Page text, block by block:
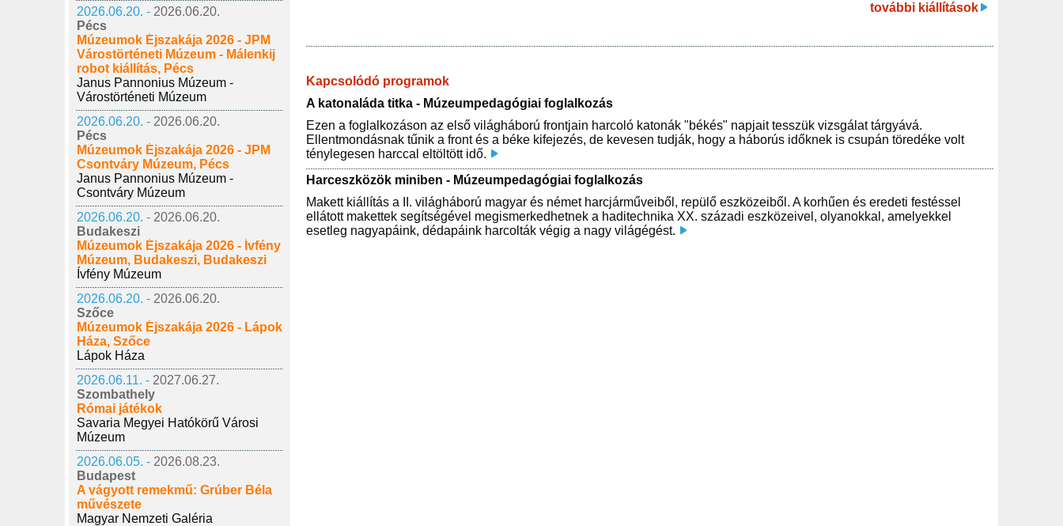
2026.06.20. - 2026.06.20.
Pécs
Múzeumok Éjszakája 2026 - JPM
Várostörténeti Múzeum - Málenkij
robot kiállítás, Pécs
Janus Pannonius Múzeum -
Várostörténeti Múzeum
2026.06.20. - 2026.06.20.
Pécs
Múzeumok Éjszakája 2026 - JPM
Csontváry Múzeum, Pécs
Janus Pannonius Múzeum -
Csontváry Múzeum
2026.06.20. - 2026.06.20.
Budakeszi
Múzeumok Éjszakája 2026 - Ívfény
Múzeum, Budakeszi, Budakeszi
Ívfény Múzeum
2026.06.20. - 2026.06.20.
Szőce
Múzeumok Éjszakája 2026 - Lápok
Háza, Szőce
Lápok Háza
2026.06.11. - 2027.06.27.
Szombathely
Római játékok
Savaria Megyei Hatókörű Városi
Múzeum
2026.06.05. - 2026.08.23.
Budapest
A vágyott remekmű: Grúber Béla
művészete
Magyar Nemzeti Galéria
további kiállítások
Kapcsolódó programok
A katonaláda titka - Múzeumpedagógiai foglalkozás
Ezen a foglalkozáson az első világháború frontjain harcoló katonák "békés" napjait tesszük vizsgálat tárgyává.
Ellentmondásnak tűnik a front és a béke kifejezés, de kevesen tudják, hogy a háborús időknek is csupán töredéke volt
ténylegesen harccal eltöltött idő.
Harceszközök miniben - Múzeumpedagógiai foglalkozás
Makett kiállítás a II. világháború magyar és német harcjárműveiből, repülő eszközeiből. A korhűen és eredeti festéssel
ellátott makettek segítségével megismerkedhetnek a haditechnika XX. századi eszközeivel, olyanokkal, amelyekkel
esetleg nagyapáink, dédapáink harcolták végig a nagy világégést.